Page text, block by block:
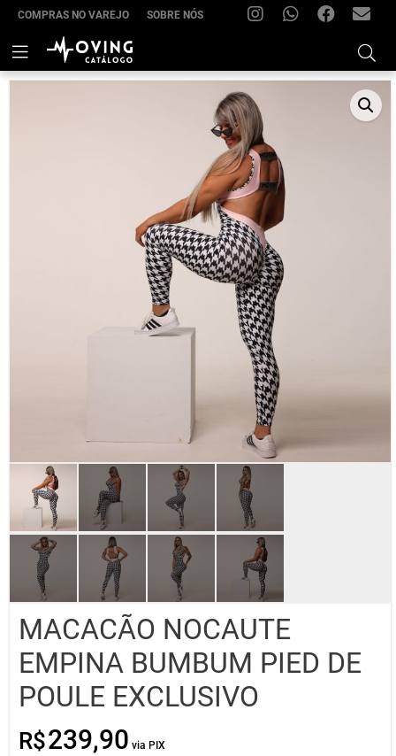
Skip
–
7021
FACEBOOK
COMPRAS NO VAREJO SOBRE NÓS
MACACÃO NOCAUTE
EMPINA BUMBUM PIED DE
POULE EXCLUSIVO
R$239,90